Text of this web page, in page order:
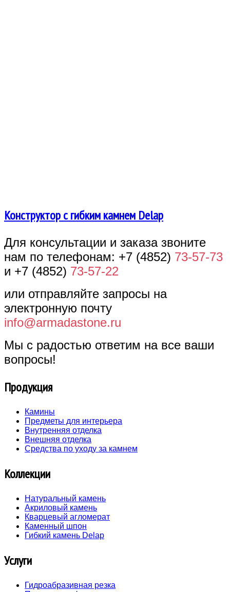
Конструктор с гибким камнем Delap
Для консультации и заказа звоните
нам по телефонам: +7 (4852) 73-57-73
и +7 (4852) 73-57-22
или отправляйте запросы на
электронную почту
info@armadastone.ru
Мы с радостью ответим на все ваши
вопросы!
Продукция
Камины
Предметы для интерьера
Внутренняя отделка
Внешняя отделка
Средства по уходу за камнем
Коллекции
Натуральный камень
Акриловый камень
Кварцевый агломерат
Каменный шпон
Гибкий камень Delap
Услуги
Гидроабразивная резка